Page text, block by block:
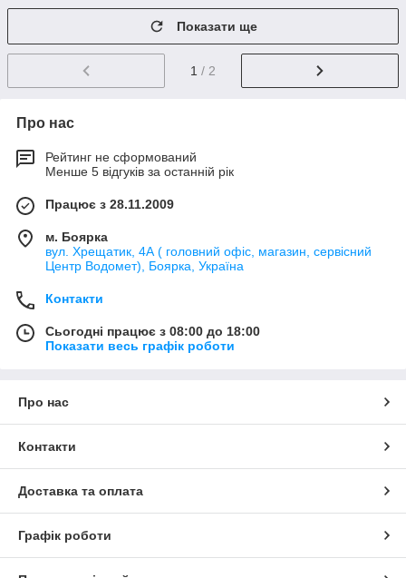
Показати ще
1 / 2
Про нас
Рейтинг не сформований
Менше 5 відгуків за останній рік
Працює з 28.11.2009
м. Боярка
вул. Хрещатик, 4А ( головний офіс, магазин, сервісний
Центр Водомет), Боярка, Україна
Контакти
Сьогодні працює з 08:00 до 18:00
Показати весь графік роботи
Про нас
Контакти
Доставка та оплата
Графік роботи